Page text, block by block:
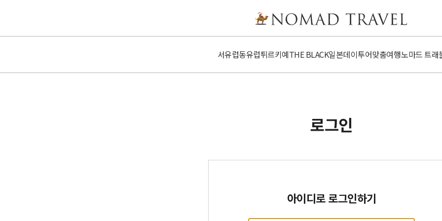
서유럽동유럽튀르키예​​THE BLACK일본데이투어맞춤여행노마드 트래
로그인
아이디로 로그인하기